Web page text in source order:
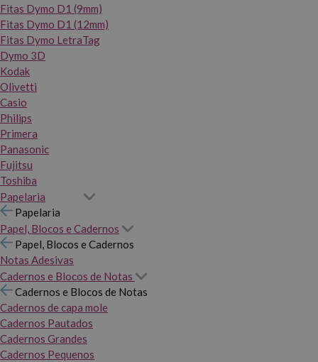
Fitas Dymo D1 (9mm)
Fitas Dymo D1 (12mm)
Fitas Dymo LetraTag
Dymo 3D
Kodak
Olivetti
Casio
Philips
Primera
Panasonic
Fujitsu
Toshiba
Papelaria
Papelaria
Papel, Blocos e Cadernos
Papel, Blocos e Cadernos
Notas Adesivas
Cadernos e Blocos de Notas
Cadernos e Blocos de Notas
Cadernos de capa mole
Cadernos Pautados
Cadernos Grandes
Cadernos Pequenos